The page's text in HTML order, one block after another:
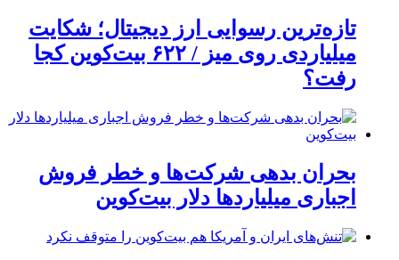
تازه‌ترین رسوایی ارز دیجیتال؛ شکایت
میلیاردی روی میز / ۶۲۲ بیت‌کوین کجا
رفت؟
بحران بدهی شرکت‌ها و خطر فروش
اجباری میلیاردها دلار بیت‌کوین